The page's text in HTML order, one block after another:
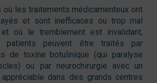
où les traitements médicamenteux ont
et sont inefficaces ou trop mal
où le tremblement est invalidant,
patients peuvent être traités par
de toxine botulinique (qui paralyse
ou par neurochirurgie avec un
dans des grands centres